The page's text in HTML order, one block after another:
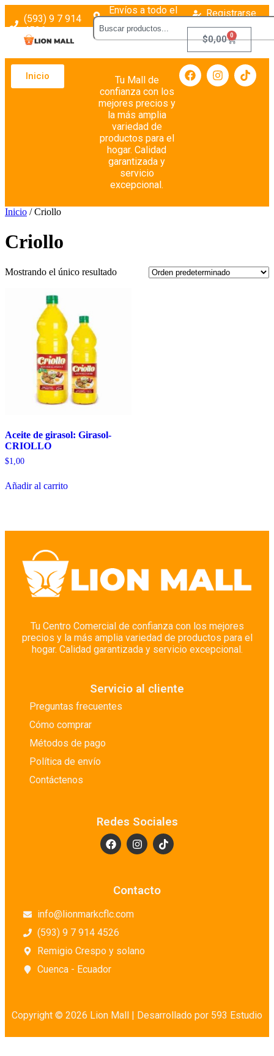
(593) 9 7 914
4526
Envíos a todo el
Registrarse
Login
$0,00 0
Inicio
Tu Mall de
confianza con los
mejores precios y
la más amplia
variedad de
productos para el
hogar. Calidad
garantizada y
servicio
excepcional.
Inicio / Criollo
Criollo
Mostrando el único resultado
Aceite de girasol: Girasol-
CRIOLLO
$1,00
Añadir al carrito
Tu Centro Comercial de confianza con los mejores
precios y la más amplia variedad de productos para el
hogar. Calidad garantizada y servicio excepcional.
Servicio al cliente
Preguntas frecuentes
Cómo comprar
Métodos de pago
Política de envío
Contáctenos
Redes Sociales
Contacto
info@lionmarkcflc.com
(593) 9 7 914 4526
Remigio Crespo y solano
Cuenca - Ecuador
Copyright © 2026 Lion Mall | Desarrollado por 593 Estudio